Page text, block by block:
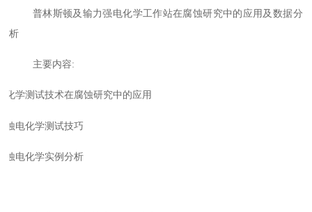
普林斯顿及输力强电化学工作站在腐蚀研究中的应用及数据分
析
主要内容:
化学测试技术在腐蚀研究中的应用
蚀电化学测试技巧
蚀电化学实例分析